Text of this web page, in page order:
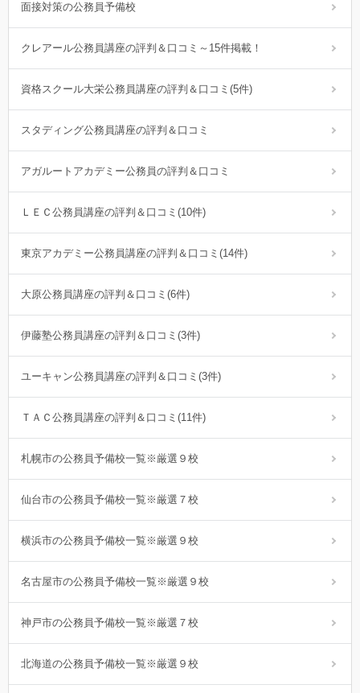
面接対策の公務員予備校
クレアール公務員講座の評判＆口コミ～15件掲載！
資格スクール大栄公務員講座の評判＆口コミ(5件)
スタディング公務員講座の評判＆口コミ
アガルートアカデミー公務員の評判＆口コミ
ＬＥＣ公務員講座の評判＆口コミ(10件)
東京アカデミー公務員講座の評判＆口コミ(14件)
大原公務員講座の評判＆口コミ(6件)
伊藤塾公務員講座の評判＆口コミ(3件)
ユーキャン公務員講座の評判＆口コミ(3件)
ＴＡＣ公務員講座の評判＆口コミ(11件)
札幌市の公務員予備校一覧※厳選９校
仙台市の公務員予備校一覧※厳選７校
横浜市の公務員予備校一覧※厳選９校
名古屋市の公務員予備校一覧※厳選９校
神戸市の公務員予備校一覧※厳選７校
北海道の公務員予備校一覧※厳選９校